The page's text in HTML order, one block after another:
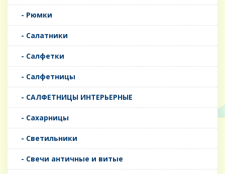
- Рюмки
- Салатники
- Салфетки
- Салфетницы
- САЛФЕТНИЦЫ ИНТЕРЬЕРНЫЕ
- Сахарницы
- Светильники
- Свечи античные и витые